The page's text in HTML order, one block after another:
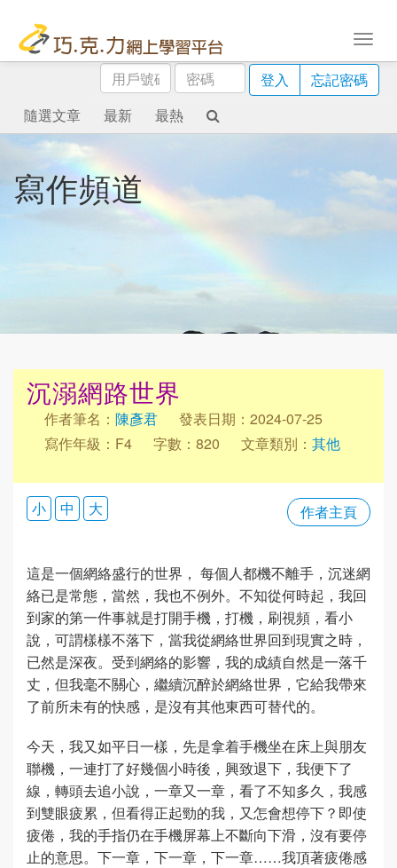
用
戶
號
碼
密
碼
登入
忘記密碼
隨選文章
最新 最熱
寫作頻道
沉溺網路世界
作者筆名： 陳彥君
發表日期：2024-07-25
寫作年級：F4
字數：820 文章類別： 其他
作者主頁
小 中 大
這是一個網絡盛行的世界， 每個人都機不離手，沉迷網
絡已是常態，當然，我也不例外。不知從何時起，我回
到家的第一件事就是打開手機，打機，刷視頻，看小
說，可謂樣樣不落下，當我從網絡世界回到現實之時，
已然是深夜。受到網絡的影響，我的成績自然是一落千
丈，但我毫不關心，繼續沉醉於網絡世界，它給我帶來
了前所未有的快感，是沒有其他東西可替代的。
今天，我又如平日一樣，先是拿着手機坐在床上與朋友
聯機，一連打了好幾個小時後，興致退下，我便下了
線，轉頭去追小說，一章又一章，看了不知多久，我感
到雙眼疲累，但看得正起勁的我，又怎會想停下？即使
疲倦，我的手指仍在手機屏幕上不斷向下滑，沒有要停
止的意思。下一章，下一章，下一章……我頂著疲倦感